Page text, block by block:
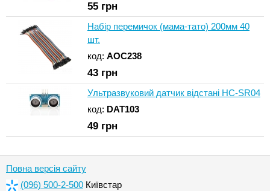
55 грн
Набір перемичок (мама-тато) 200мм 40
шт.
код: AOC238
43 грн
Ультразвуковий датчик відстані HC-SR04
код: DAT103
49 грн
Повна версія сайту
(096) 500-2-500 Київстар